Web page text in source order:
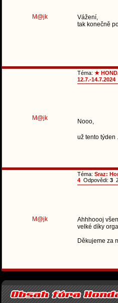
M@jk
Vážení,
tak konečně
M@jk
Téma: ★
12.7.-14.7.2024
Nooo,
už tento týden
M@jk
Téma: Sraz:
4 Odpovědi: 3
Ahhhoooj
velké díky
Děkujeme za